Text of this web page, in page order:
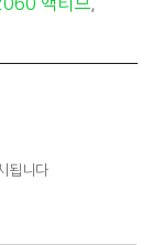
됩니다